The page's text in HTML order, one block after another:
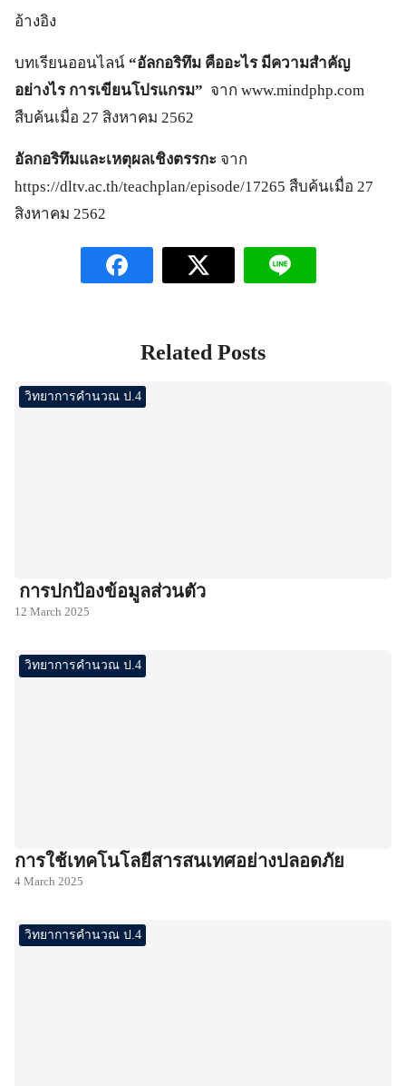
อ้างอิง
บทเรียนออนไลน์ “อัลกอริทึม คืออะไร มีความสำคัญ
อย่างไร การเขียนโปรแกรม” จาก www.mindphp.com
สืบค้นเมื่อ 27 สิงหาคม 2562
อัลกอริทึมและเหตุผลเชิงตรรกะ จาก
https://dltv.ac.th/teachplan/episode/17265 สืบค้นเมื่อ 27
สิงหาคม 2562
Related Posts
วิทยาการคำนวณ ป.4
การปกป้องข้อมูลส่วนตัว
12 March 2025
วิทยาการคำนวณ ป.4
การใช้เทคโนโลยีสารสนเทศอย่างปลอดภัย
4 March 2025
วิทยาการคำนวณ ป.4